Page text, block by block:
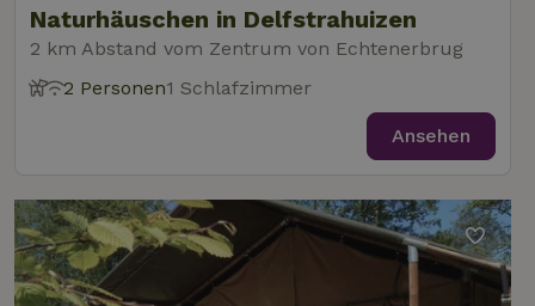
Naturhäuschen in Delfstrahuizen
2 km Abstand vom Zentrum von Echtenerbrug
2 Personen1 Schlafzimmer
Ansehen